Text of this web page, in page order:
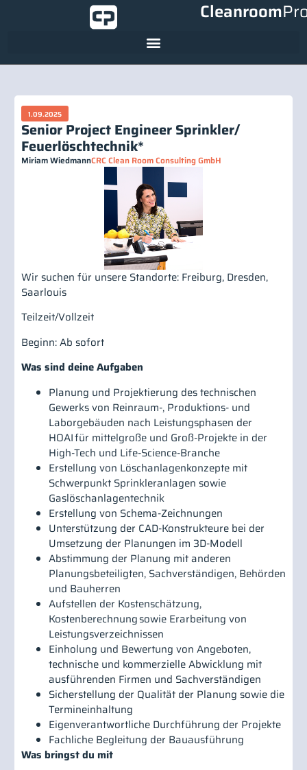
Cleanroom
1.09.2025
Senior Project Engineer Sprinkler/
Feuerlöschtechnik*
Miriam WiedmannCRC Clean Room Consulting GmbH
Wir suchen für unsere Standorte: Freiburg, Dresden,
Saarlouis
Teilzeit/Vollzeit
Beginn: Ab sofort
Was sind deine Aufgaben
Planung und Projektierung des technischen
Gewerks von Reinraum-, Produktions- und
Laborgebäuden nach Leistungsphasen der
HOAI für mittelgroße und Groß-Projekte in der
High-Tech und Life-Science-Branche
Erstellung von Löschanlagenkonzepte mit
Schwerpunkt Sprinkleranlagen sowie
Gaslöschanlagentechnik
Erstellung von Schema-Zeichnungen
Unterstützung der CAD-Konstrukteure bei der
Umsetzung der Planungen im 3D-Modell
Abstimmung der Planung mit anderen
Planungsbeteiligten, Sachverständigen, Behörden
und Bauherren
Aufstellen der Kostenschätzung,
Kostenberechnung sowie Erarbeitung von
Leistungsverzeichnissen
Einholung und Bewertung von Angeboten,
technische und kommerzielle Abwicklung mit
ausführenden Firmen und Sachverständigen
Sicherstellung der Qualität der Planung sowie die
Termineinhaltung
Eigenverantwortliche Durchführung der Projekte
Fachliche Begleitung der Bauausführung
Was bringst du mit